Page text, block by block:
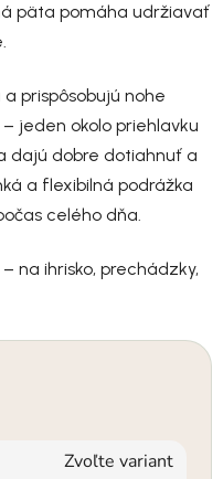
päta pomáha udržiavať
prispôsobujú nohe
– jeden okolo priehlavku
dajú dobre dotiahnuť a
a flexibilná podrážka
celého dňa.
na ihrisko, prechádzky,
Zvoľte variant